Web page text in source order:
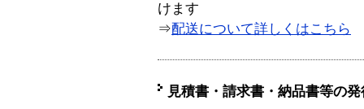
けます
⇒配送について詳しくはこちら
見積書・請求書・納品書等の